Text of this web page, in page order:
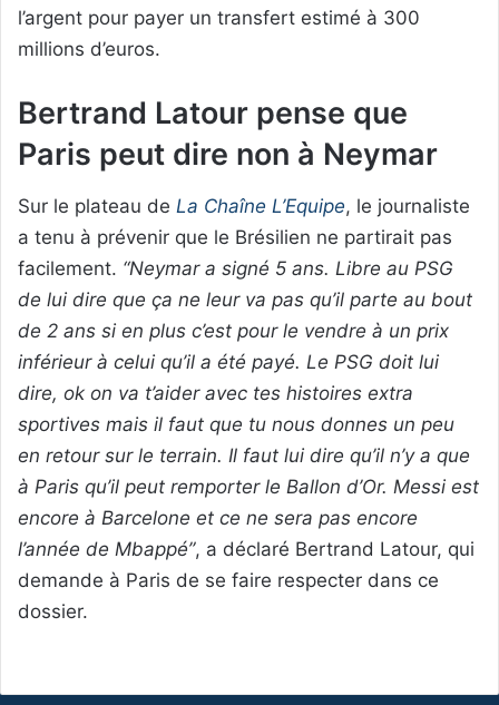
l’argent pour payer un transfert estimé à 300
millions d’euros.
Bertrand Latour pense que
Paris peut dire non à Neymar
Sur le plateau de La Chaîne L’Equipe, le journaliste
a tenu à prévenir que le Brésilien ne partirait pas
facilement. “Neymar a signé 5 ans. Libre au PSG
de lui dire que ça ne leur va pas qu’il parte au bout
de 2 ans si en plus c’est pour le vendre à un prix
inférieur à celui qu’il a été payé. Le PSG doit lui
dire, ok on va t’aider avec tes histoires extra
sportives mais il faut que tu nous donnes un peu
en retour sur le terrain. Il faut lui dire qu’il n’y a que
à Paris qu’il peut remporter le Ballon d’Or. Messi est
encore à Barcelone et ce ne sera pas encore
l’année de Mbappé”, a déclaré Bertrand Latour, qui
demande à Paris de se faire respecter dans ce
dossier.